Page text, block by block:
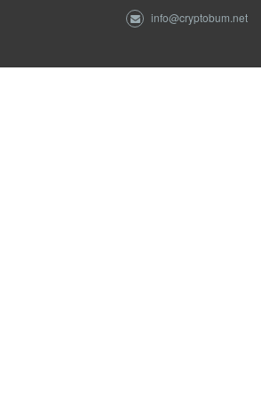
info@cryptobum.net